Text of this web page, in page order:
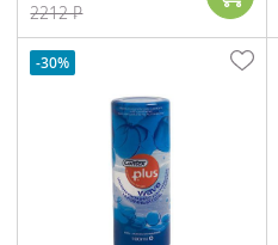
2212 ₽
-30%